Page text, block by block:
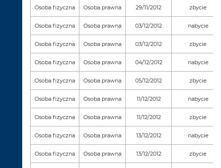
Osoba fizyczna Osoba prawna 29/11/2012 zbycie
Osoba fizyczna Osoba prawna 03/12/2012 nabycie
Osoba fizyczna Osoba prawna 03/12/2012 zbycie
Osoba fizyczna Osoba prawna 04/12/2012 nabycie
Osoba fizyczna Osoba prawna 05/12/2012 zbycie
Osoba fizyczna Osoba prawna 11/12/2012 nabycie
Osoba fizyczna Osoba prawna 11/12/2012 zbycie
Osoba fizyczna Osoba prawna 13/12/2012 nabycie
Osoba fizyczna Osoba prawna 13/12/2012 zbycie